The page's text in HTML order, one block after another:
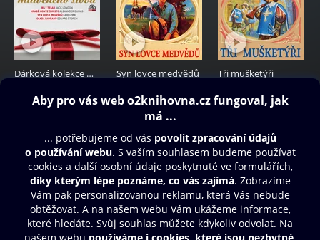
Dárková kolekce mluveného slova
139 Kč
Syn lovce medvědů Tři mušketýři
139 Kč
Obsah ke stažení
Moje O2 Knihovna
Další zábava